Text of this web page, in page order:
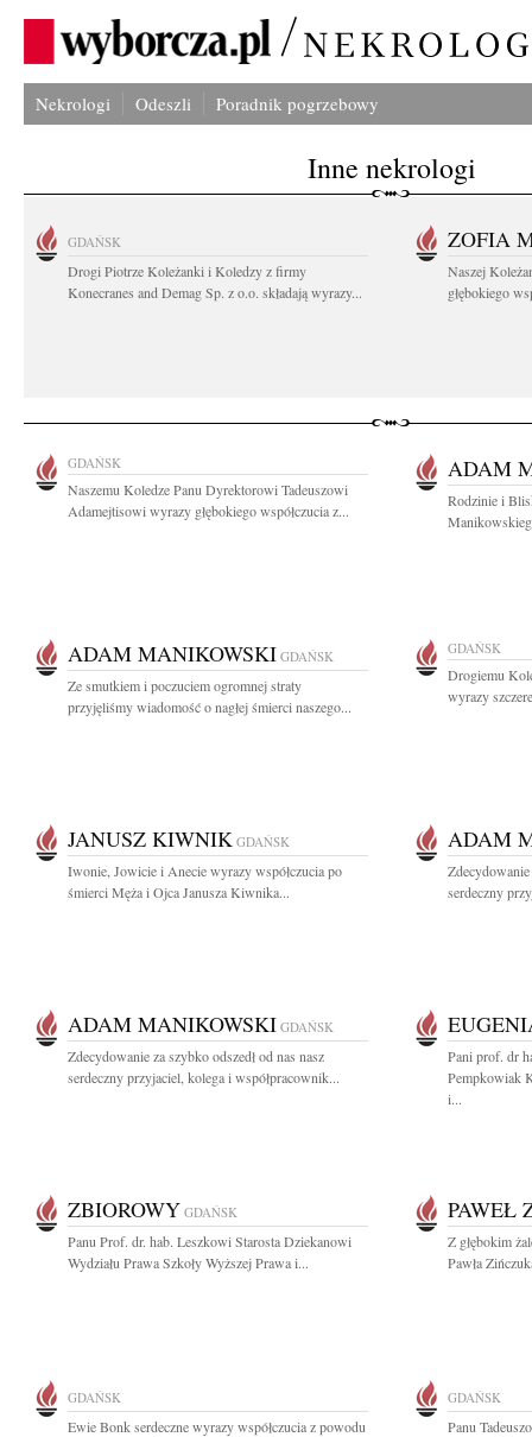
Nekrologi Odeszli Poradnik pogrzebowy
Inne nekrologi
GDAŃSK
Drogi Piotrze Koleżanki i Koledzy z firmy
Konecranes and Demag Sp. z o.o. składają wyrazy...
ZOFIA
Naszej
głębokiego
GDAŃSK
Naszemu Koledze Panu Dyrektorowi Tadeuszowi
Adamejtisowi wyrazy głębokiego współczucia z...
ADAM
Rodzinie i
ADAM MANIKOWSKI GDAŃSK
Ze smutkiem i poczuciem ogromnej straty
przyjęliśmy wiadomość o nagłej śmierci naszego...
GDAŃSK
Drogiemu
wyrazy
JANUSZ KIWNIK GDAŃSK
Iwonie, Jowicie i Anecie wyrazy współczucia po
śmierci Męża i Ojca Janusza Kiwnika...
ADAM
Zdecydowanie
serdeczny
ADAM MANIKOWSKI GDAŃSK
Zdecydowanie za szybko odszedł od nas nasz
serdeczny przyjaciel, kolega i współpracownik...
Pani prof. dr
Pempkowiak
i...
ZBIOROWY GDAŃSK
Panu Prof. dr. hab. Leszkowi Starosta Dziekanowi
Wydziału Prawa Szkoły Wyższej Prawa i...
PAWEŁ
Z głębokim
Pawła
GDAŃSK
Ewie Bonk serdeczne wyrazy współczucia z powodu
GDAŃSK
Panu